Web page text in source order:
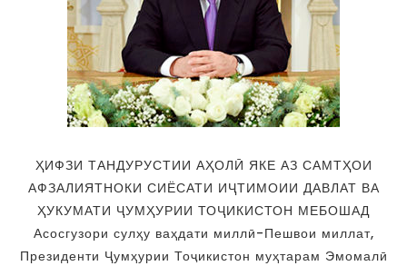
ҲИФЗИ ТАНДУРУСТИИ АҲОЛӢ ЯКЕ АЗ САМТҲОИ
АФЗАЛИЯТНОКИ СИЁСАТИ ИҶТИМОИИ ДАВЛАТ ВА
ҲУКУМАТИ ҶУМҲУРИИ ТОҶИКИСТОН МЕБОШАД
Асосгузори сулҳу ваҳдати миллӣ-Пешвои миллат,
Президенти Ҷумҳурии Тоҷикистон муҳтарам Эмомалӣ